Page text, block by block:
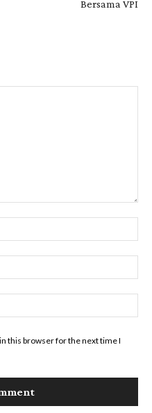
Bersama VPI
this browser for the next time I